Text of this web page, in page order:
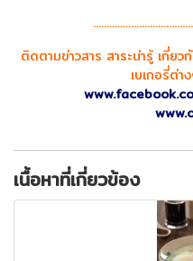
ติดตามข่าวสาร สาระน่ารู้ เกี่ยว
เบเกอรี่ต่า
เนื้อหาที่เกี่ยวข้อง